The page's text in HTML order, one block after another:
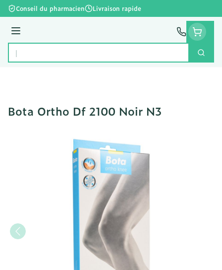
Aller au contenu
Conseil du pharmacien Livraison rapide
Menu
Rechercher
Bota Ortho Df 2100 Noir N3